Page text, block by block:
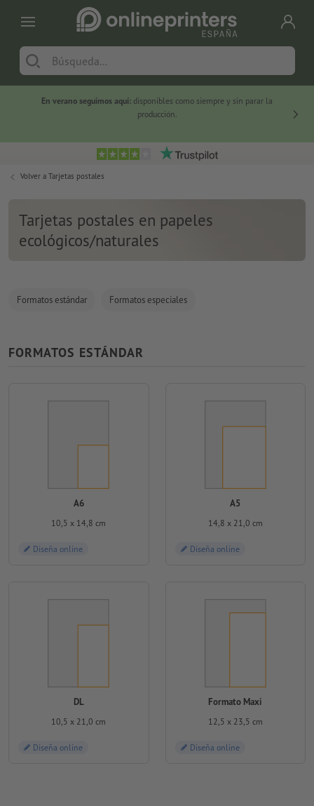
En verano seguimos aquí: disponibles como siempre y sin parar la
producción.
Volver a Tarjetas postales
Tarjetas postales en papeles
ecológicos/naturales
Formatos estándar Formatos especiales
FORMATOS ESTÁNDAR
A6
10,5 x 14,8 cm
Diseña online
A5
14,8 x 21,0 cm
Diseña online
DL
10,5 x 21,0 cm
Diseña online
Formato Maxi
12,5 x 23,5 cm
Diseña online